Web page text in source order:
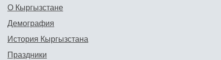
О Кыргызстане
Демография
История Кыргызстана
Праздники